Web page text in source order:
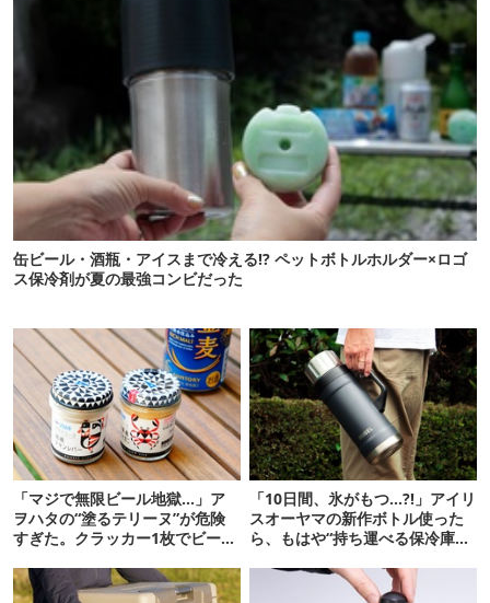
缶ビール・酒瓶・アイスまで冷える!? ペットボトルホルダー×ロゴ
ス保冷剤が夏の最強コンビだった
「マジで無限ビール地獄…」ア
ヲハタの“塗るテリーヌ”が危険
すぎた。クラッカー1枚でビール
「10日間、氷がもつ…?!」アイリ
スオーヤマの新作ボトル使った
ら、もはや“持ち運べる保冷庫